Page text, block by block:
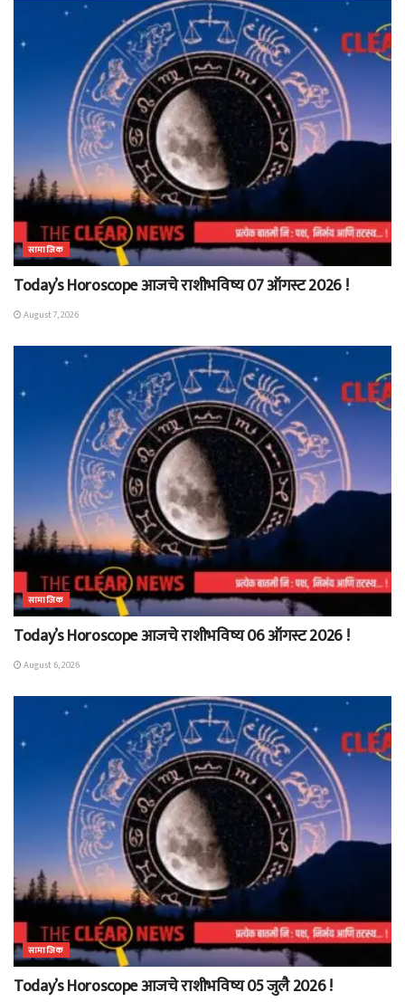
सामाजिक
Today’s Horoscope आजचे राशीभविष्य 07 ऑगस्ट 2026 !
August 7, 2026
सामाजिक
Today’s Horoscope आजचे राशीभविष्य 06 ऑगस्ट 2026 !
August 6, 2026
सामाजिक
Today’s Horoscope आजचे राशीभविष्य 05 जुलै 2026 !